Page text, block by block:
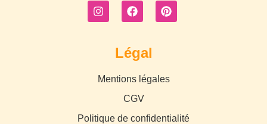
Légal
Mentions légales
CGV
Politique de confidentialité